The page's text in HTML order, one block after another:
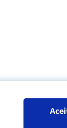
opiniões de